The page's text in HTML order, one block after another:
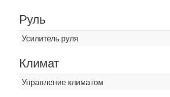
Руль
Усилитель руля
Климат
Управление климатом